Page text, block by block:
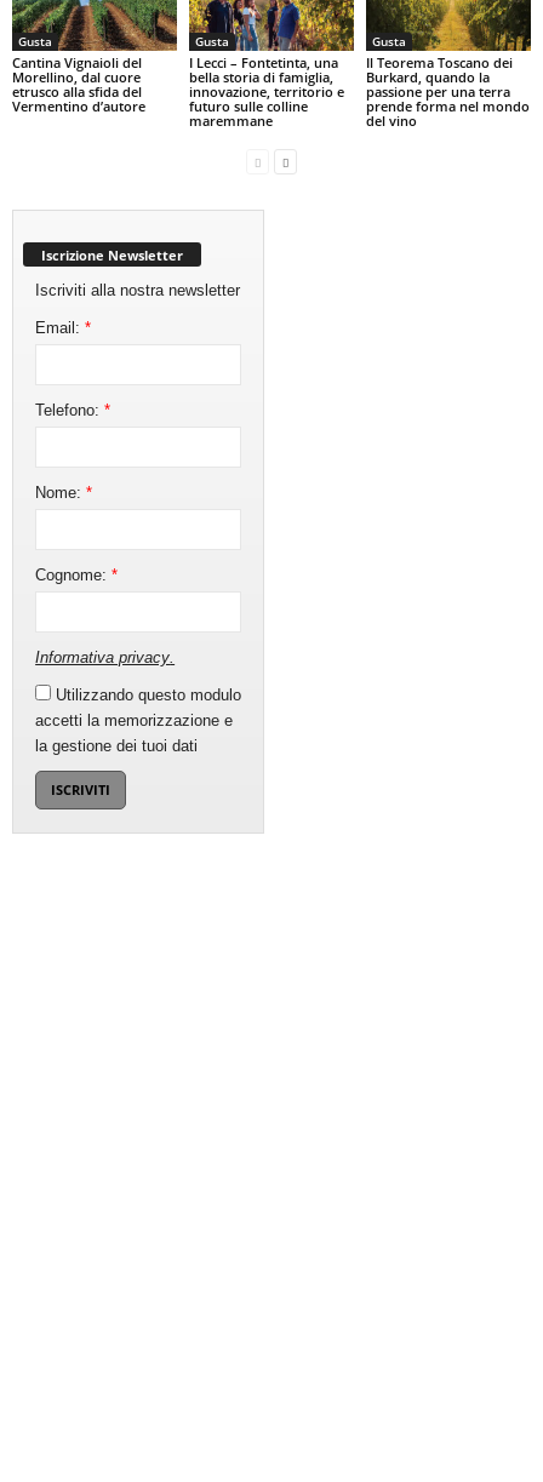
Gusta
Cantina Vignaioli del
Morellino, dal cuore
etrusco alla sfida del
Vermentino d’autore
Gusta
I Lecci – Fontetinta, una
bella storia di famiglia,
innovazione, territorio e
futuro sulle colline
maremmane
Gusta
Il Teorema Toscano dei
Burkard, quando la
passione per una terra
prende forma nel mondo
del vino
Iscrizione Newsletter
Iscriviti alla nostra newsletter
Email:*
Telefono:*
Nome:*
Cognome:*
Informativa privacy
Utilizzando questo modulo
accetti la memorizzazione e
la gestione dei tuoi dati